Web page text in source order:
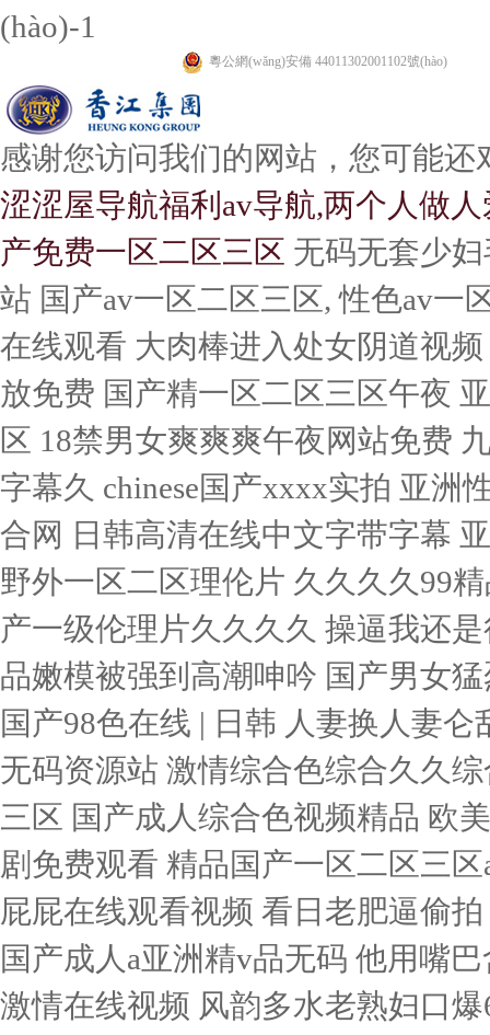
(hào)-1
粵公網(wǎng)安備 44011302001102號(hào)
感谢您访问我们的网站，您可能还
涩涩屋导航福利av导航,两个人做
产免费一区二区三区 无码无套少妇毛多18pxxxx 国产美女被遭强高潮免费网站 国产av一区二区三区, 性色av一区二区三区无码 国产又爽又黄无码无遮挡在线观看 大肉棒进入处女阴道视频 九九热在线精品首页官网 曰批视频免费播放免费 国产精一区二区三区午夜 亚洲国产天堂久久综小说 av精品一区二区三区 18禁男女爽爽爽午夜网站免费 九九热精品在线视频播放 乱码熟妇人妻中文字幕久 chinese国产xxxx实拍 亚洲性生活免费观看视频 欧美亚洲另类丝袜综合网 日韩高清在线中文字带字幕 亚洲日韩av在线观看 免费国产小视频 国产野外一区二区理伦片 久久久久99精品成人片试看 亚洲精品天堂久久久无码 国产一级伦理片久久久久 操逼我还是很好滴好滴呀 女人扒开屁股桶爽30分钟 极品嫩模被强到高潮呻吟 国产男女猛烈无遮挡免费视频 苍井空波多野结衣aa片 国产98色在线 | 日韩 人妻换人妻仑乱 精品久久久久久无码国产 久久精品中文无码资源站 激情综合色综合久久综合 国产在线观看观 亚洲日韩国产一区二区三区 国产成人综合色视频精品 欧美性受xxxx 欧美综合日韩 与君初相识电视剧免费观看 精品国产一区二区三区av 性色 国内外激情免费在线视频 欧美大屁屁在线观看视频 看日老肥逼偷拍 国产啊啊啊视频 国偷自产av一区二区三区 国产成人a亚洲精v品无码 他用嘴巴含着我奶头好舒服 老妇女性较大毛片 欧美激情在线视频 风韵多水老熟妇口爆69式 人妻系列无a v码专区 中文字幕无码高潮到痉挛 精品国产一区二区三区av性色 国产激情一区二区三区 天天啪天天草天天干大香蕉 国产欧美久久一区二区 把腿抬高我要添你下面小说 国产午夜精品一区二区 18禁高潮出水呻吟娇喘mp3 日韩一级片网址 男生鸡巴操女人骚逼网站 久久久久久精品国产亚洲一 波多野结衣电影继子我想 中文字幕亚洲综合小综合 精品无人区无码乱码国产 精品国产乱码久久久久a 精品乱人伦一区二区三区 亚洲色a无码区在线观看 国产精品扒开腿做爽爽爽视频 777尤物精选在线观看 国产乱妇高清无乱码免费 操操操天天操夜夜操狠狠操 亚洲精品乱码久久久久久蜜桃图片 外国女人逼XX 国产精品福利一区二区 日本中文字幕有码在线视频 亚洲色图使劲捰 色婷婷久久99精品91 国产人与禽zoz0性伦 国产xxxxx免费视频 大尺度黄片免费在线观看 高h np 强j 乱l 爆操大奶子后入肥臀骚逼 亚洲欧洲菲洲老太太逼逼 亚洲国产精品福利片在线观看 性A∨精品高清在线观看 久久久久人妻一区二区三区 黄色视频啊嗯嗯快点进来 99精品久久久久久久三级 午夜时刻免费入口 国产精品一线二线三线 欧美 另类 国产 日韩 日韩一区二区视频精品在线 欧美日本一区二区三区桃色 日本变态残虐特级a片受难 亚洲色欲色欲www 老司机一区二区免费视频 国产98色在线 | 日韩 热久久国产精彩对白精品 欧美一区二区三区精品在线 欧美大胆xxxx人体视频 亚洲日韩成人片在线播放 性夜影院爽黄a免费视频 国产suv精品一区二区69 青春草在线视频观看 久久人人97超碰人人澡 日韩福利视频高清免费看 美女逼逼给我操 久久夜色精品国产亚洲av 91人妻人人澡人人爽精品 大鸡巴操骚逼逼视频免费 天天av天天翘天天综合网 精品综合久久久久久98 2021亚洲色中文字幕 亚洲中文字幕αv天堂 国内露脸中年夫妇交换 色一情一乱一伦 成人91淫片免费在线观看 一区二区一本久久精品生活 狠狠伊人大综合流行影院 桃花视频在线观看免费 亚洲欧美中文日韩在线v日本 丰满人妻一区二区三区免费视频 日韩a v欧美激情在线 啊用点力对就是那里视频 2014天堂网久久精品 国产精品入口麻豆www 日本强好片久久久久久aaa 男人内射女人骚逼的视频 在按摩店和女老板做爰 日韩精品在线视频第三页 久无码久无码av无码 无码粉嫩虎白一线天在线观看 我的逼逼好痒痒视频免费 美女拉开腿让男生桶到爽 亚洲乱码一区二区三区在线观看 国产真实偷综合在线视频 中文字幕日韩欧免费视频 99国产精品永久免费视频 欧美熟妇xxxxx欧美老妇不卡 久久国产视频专区一二三 国产999精品久久久久久 中文字幕剧情演绎一区二区 国产精品国产三级国产av主播 国产免费一区二区在线a片视频 男生用坤坤捅女生阴道里 久久久久久人妻97日韩 欧美乱大交xxxxx 成人美女免费视频播放网 欧美日韩在线一区二区三区 日逼视频啊啊啊 97人人模人人爽人人少妇 老汉与妓婆操逼免费视频 亚洲熟妇无码另类久久久 97国产av传媒视频在线观看 巨大黑又大又粗猛爽视频 国精久久久久久久久久久 青青草国产成人99久久 啦啦啦www日本高清免费观看 国产人妻aⅴ色偷 日韩国产欧美精品视频区 国产睡熟迷奷系列精品污 军人洗澡无遮挡自慰网站 欧洲熟妇色xxxx欧美老妇多毛 大鸡巴插女生阴道的视频 无码免费一区二区三区免费播放 男生和女生操逼视频软件 精品日韩欧美一区二区三区 日韩精品电影精品一区二区 天下第一社区视频WWW 亚洲图欧美日韩成人在线 揉捏穆桂英双乳三级视频 天天碰天天爽夜夜爽av 亚洲日韩av在线观看 亚洲日韩一区二区三区 美女插入在线观看视频了 国产成人av电影在线观看 狠狠精品干练久久久无码中文字幕 欧美xxxx黑人又粗又长精品 奇米四色777和888 国产精品99精品久久免费 www.色五月 三十路丰满大屁股熟妇网 操嫩穴受不了了在线视频 久久久久久av无码免费网站下载 国产综合精品 白丝美女被强奸视频网站 国产乱人伦偷精品视频免下载 久久久久久av免费观看 插我一区二区在线观看 女生拔开尿口让男生操到 欧美人与动性xxxxx杂性 国产婷婷一区二区三区 麻豆人妻少妇精品无码专区 精品欧美一区二区三区久久久 激情爆乳一区二区三区 日本熟妇xxx 成人亚洲精品久久久久 扒开内裤边吃奶XXOO 插美女骚穴视频 精品人妻中文无码av在线 美国人